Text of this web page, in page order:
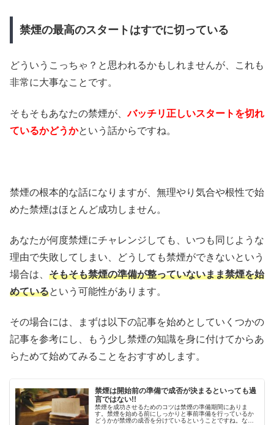
禁煙の最高のスタートはすでに切っている
どういうこっちゃ？と思われるかもしれませんが、これも
非常に大事なことです。
そもそもあなたの禁煙が、バッチリ正しいスタートを切れ
ているかどうかという話からですね。
禁煙の根本的な話になりますが、無理やり気合や根性で始
めた禁煙はほとんど成功しません。
あなたが何度禁煙にチャレンジしても、いつも同じような
理由で失敗してしまい、どうしても禁煙ができないという
場合は、 そもそも禁煙の準備が整っていないまま禁煙を始
めているという可能性があります。
その場合には、まずは以下の記事を始めとしていくつかの
記事を参考にし、もう少し禁煙の知識を身に付けてからあ
らためて始めてみることをおすすめします。
禁煙は開始前の準備で成否が決まるといっても過
言ではない!!
禁煙を成功させるためのコツは禁煙の準備期間にありま
す。禁煙を始める前にしっかりと事前準備を行っているか
どうかが禁煙の成否を分けているということですね。なか